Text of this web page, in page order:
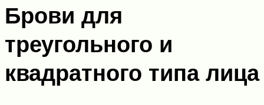
Брови для
треугольного и
квадратного типа лица